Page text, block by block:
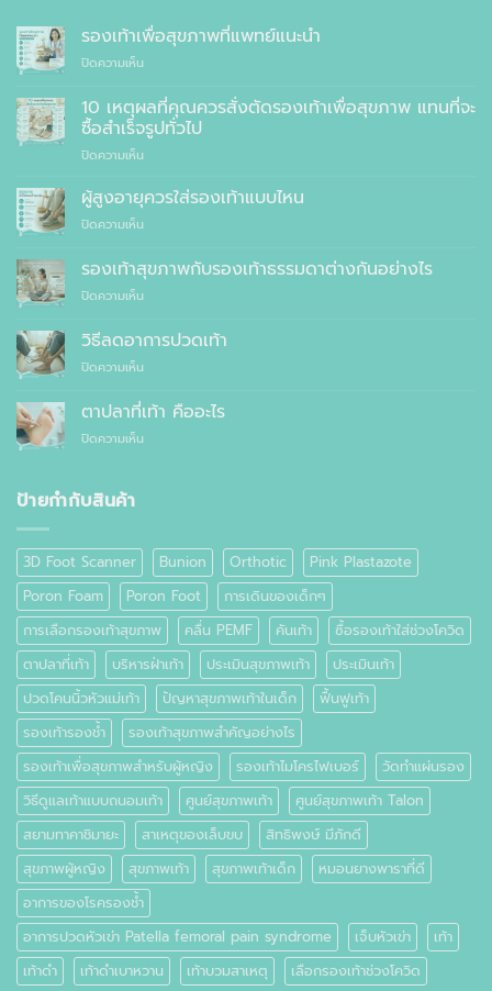
รองเท้าเพื่อสุขภาพที่แพทย์แนะนำ
ปิดความเห็นบน
เพื่อ
สุขภาพ
ที่
แพทย์
10 เหตุผลที่คุณควรสั่งตัดรองเท้าเพื่อสุขภาพ แทนที่จะ
ซื้อสำเร็จรูปทั่วไป
ปิดความเห็นบน
เหตุผล
คุณ
สั่ง
ตัด
รองเท้า
สุขภาพ
สำเร็จรูป
ทั่วไป
ผู้สูงอายุควรใส่รองเท้าแบบไหน
ปิดความเห็นบน
สูง
อายุ
ควร
รองเท้า
ไหน
รองเท้าสุขภาพกับรองเท้าธรรมดาต่างกันอย่างไร
ปิดความเห็นบน
สุขภาพ
กับ
รองเท้า
ต่าง
อย่างไร
วิธีลดอาการปวดเท้า
ปิดความเห็นบน
ลด
อาการ
ปวด
ตาปลาที่เท้า คืออะไร
ปิดความเห็นบน
ป้ายกำกับสินค้า
3D Foot Scanner Bunion Orthotic
Pink Plastazote
Poron Foam
Poron Foot
การเดินของเด็กๆ
การเลือกรองเท้าสุขภาพ
คลื่น PEMF คันเท้า
ซื้อรองเท้าใส่ช่วงโควิด
ตาปลาที่เท้า
บริหารฝ่าเท้า ประเมินสุขภาพเท้า
ประเมินเท้า
ปวดโคนนิ้วหัวแม่เท้า
ปัญหาสุขภาพเท้าในเด็ก
ฟื้นฟูเท้า
รองเท้ารองช้ำ
รองเท้าสุขภาพสำคัญอย่างไร
รองเท้าเพื่อสุขภาพสำหรับผู้หญิง
รองเท้าไมโครไฟเบอร์
วัดทำแผ่นรอง
วิธีดูแลเท้าแบบถนอมเท้า
ศูนย์สุขภาพเท้า
ศูนย์สุขภาพเท้า Talon
สยามทาคาชิมายะ
สาเหตุของเล็บขบ
สิทธิพงษ์ มีภักดี
สุขภาพผู้หญิง
สุขภาพเท้า สุขภาพเท้าเด็ก
หมอนยางพาราที่ดี
อาการของโรครองช้ำ
อาการปวดหัวเข่า Patella femoral pain syndrome
เจ็บหัวเข่า
เท้า
เท้าดำ
เท้าดำเบาหวาน เท้าบวมสาเหตุ เลือกรองเท้าช่วงโควิด